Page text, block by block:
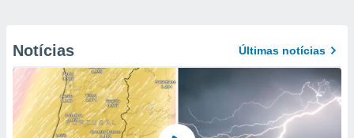
Notícias Últimas notícias